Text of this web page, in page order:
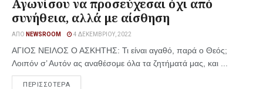
Αγωνίσου να προσεύχεσαι όχι από
συνήθεια, αλλά με αίσθηση
ΑΠΌ NEWSROOM 4 ΔΕΚΕΜΒΡΊΟΥ, 2022
ΑΓΙΟΣ ΝΕΙΛΟΣ Ο ΑΣΚΗΤΗΣ: Τι είναι αγαθό, παρά ο Θεός;
Λοιπόν σ’ Αυτόν ας αναθέσομε όλα τα ζητήματά μας, και ...
ΠΕΡΙΣΣΟΤΕΡΑ